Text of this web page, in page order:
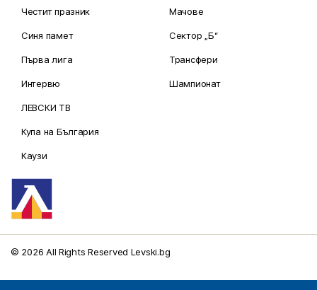
Честит празник
Синя памет
Първа лига
Интервю
ЛЕВСКИ ТВ
Купа на България
Каузи
Мачове
Сектор „Б“
Трансфери
Шампионат
© 2026 All Rights Reserved Levski.bg